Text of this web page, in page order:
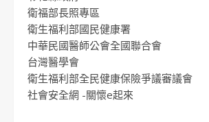
衛福部長照專區
衛生福利部國民健康署
中華民國醫師公會全國聯合會
台灣醫學會
衛生福利部全民健康保險爭議審議會
社會安全網 -關懷e起來